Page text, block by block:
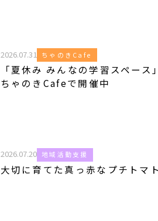
2026.07.31 ちゃのきCafe
「夏休み みんなの学習スペース
ちゃのきCafeで開催中
2026.07.20 地域活動支援
大切に育てた真っ赤なプチトマ